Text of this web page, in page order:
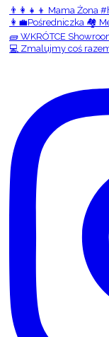
👨‍👩‍👧‍👦 Mama Żona
👩‍💼Pośredniczka 🏘️
🧱 WKRÓTCE
💻 Zmalujmy coś